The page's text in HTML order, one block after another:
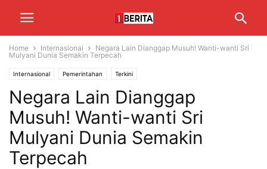
Home Internasional
Negara Lain Dianggap Musuh! Wanti-wanti Sri
Mulyani Dunia Semakin Terpecah
Internasional Pemerintahan Terkini
Negara Lain Dianggap
Musuh! Wanti-wanti Sri
Mulyani Dunia Semakin
Terpecah